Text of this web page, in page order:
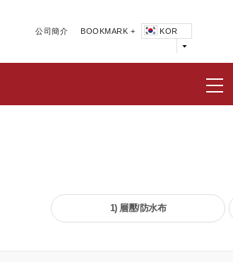
公司簡介 BOOKMARK + KOR
1) 層壓/防水布